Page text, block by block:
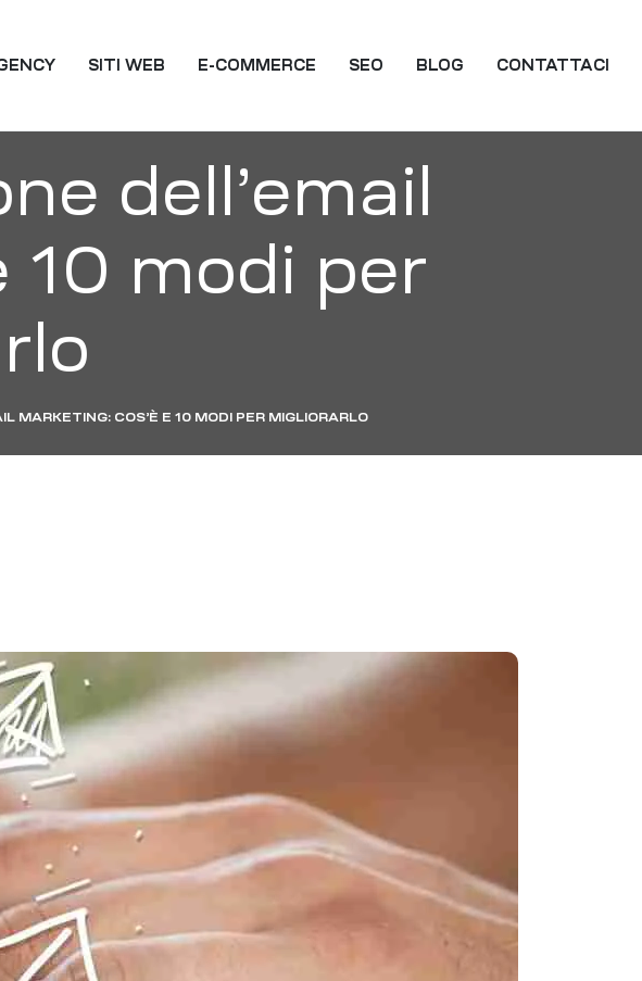
SITI WEB E-COMMERCE SEO BLOG CONTATTACI
dell’email
10 modi per
MARKETING: COS’È E 10 MODI PER MIGLIORARLO